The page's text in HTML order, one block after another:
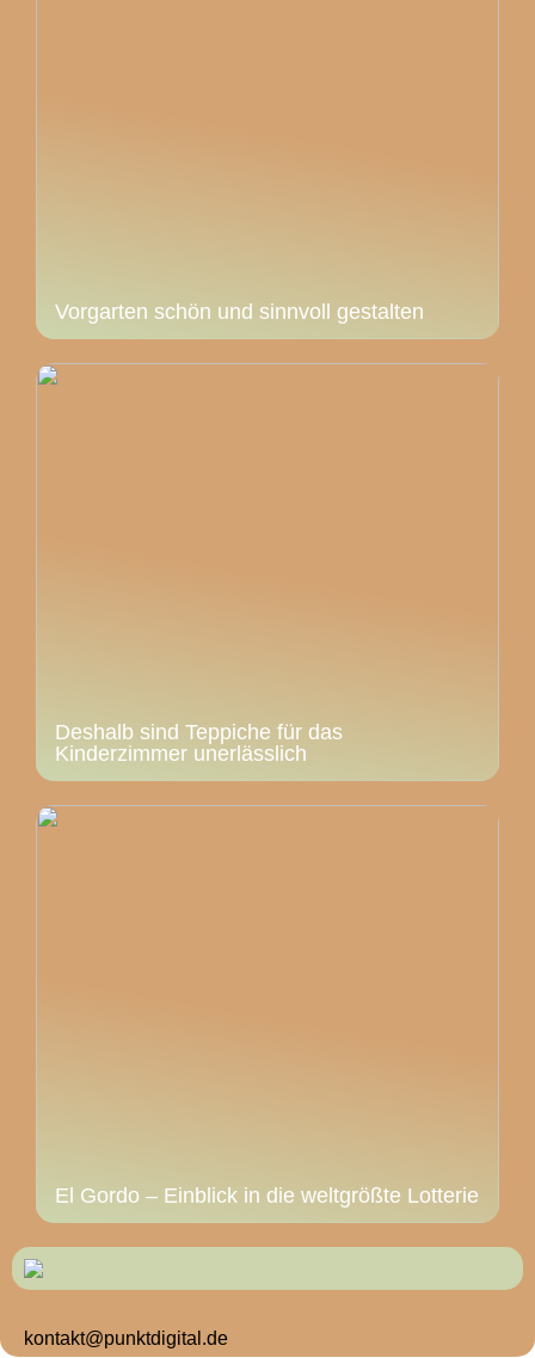
Vorgarten schön und sinnvoll gestalten
Deshalb sind Teppiche für das
Kinderzimmer unerlässlich
El Gordo – Einblick in die weltgrößte Lotterie
kontakt@punktdigital.de